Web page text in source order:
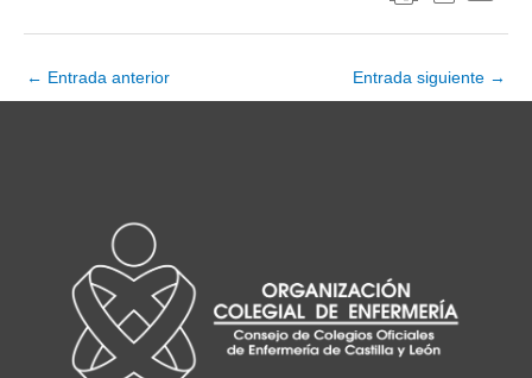
Navegación
de
← Entrada anterior Entrada siguiente →